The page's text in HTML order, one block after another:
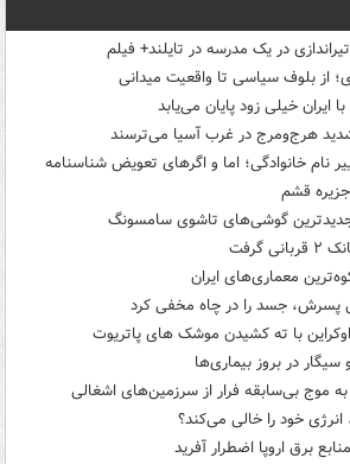
از بلوف سیاسی تا واقعیت میدانی
خیلی زود پایان می‌یابد
هرج‌ومرج در غرب آسیا می‌ترسند
نام خانوادگی؛ اما و اگرهای تعویض شناسنامه
جزیره قشم
گوشی‌های تاشوی سامسونگ
معماری‌های ایران
پسرش، جسد را در چاه مخفی کرد
با ته کشیدن موشک های پاتریوت
در بروز بیماری‌ها
موج بی‌سابقه فرار از سرزمین‌های اشغالی
خود را خالی می‌کند؟
برق اروپا اضطرار آفرید